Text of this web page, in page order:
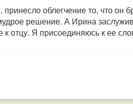
облегчение то, что он
решение. А Ирина
к отцу. Я присоединяюсь к ее